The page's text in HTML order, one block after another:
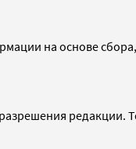
на основе сбора,
редакции.